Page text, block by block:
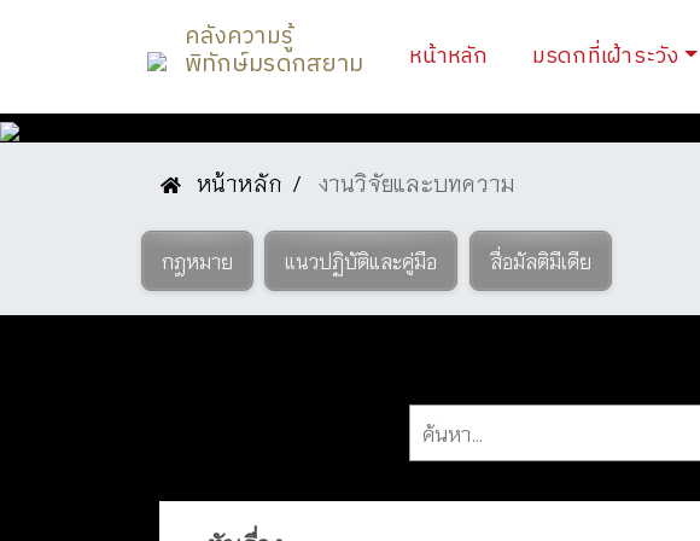
คลังความรู้
พิทักษ์มรดกสยาม หน้าหลัก (current)
มรดกที่เฝ้าระวัง
องค์ความรู้
หน้าหลัก งานวิจัยและบทความ
กฎหมาย แนวปฏิบัติและคู่มือ สื่อมัลติมีเดีย